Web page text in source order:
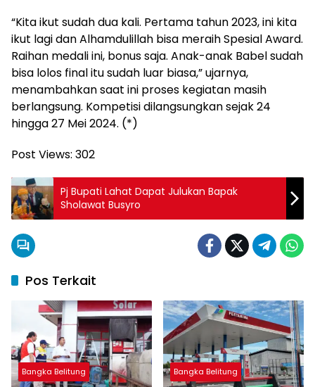
“Kita ikut sudah dua kali. Pertama tahun 2023, ini kita
ikut lagi dan Alhamdulillah bisa meraih Spesial Award.
Raihan medali ini, bonus saja. Anak-anak Babel sudah
bisa lolos final itu sudah luar biasa,” ujarnya,
menambahkan saat ini proses kegiatan masih
berlangsung. Kompetisi dilangsungkan sejak 24
hingga 27 Mei 2024. (*)
Post Views: 302
Pj Bupati Lahat Dapat Julukan Bapak
Sholawat Busyro
Pos Terkait
Bangka Belitung Bangka Belitung